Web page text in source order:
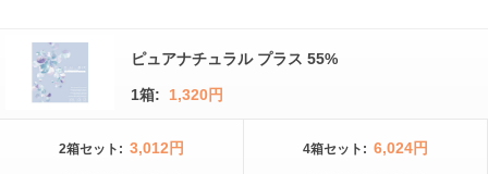
ピュアナチュラル プラス 55%
1箱: 1,320円
2箱セット : 3,012円 4箱セット : 6,024円